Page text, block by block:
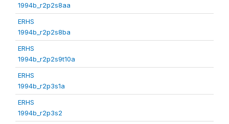
1994b_r2p2s8aa
ERHS
1994b_r2p2s8ba
ERHS
1994b_r2p2s9t10a
ERHS
1994b_r2p3s1a
ERHS
1994b_r2p3s2